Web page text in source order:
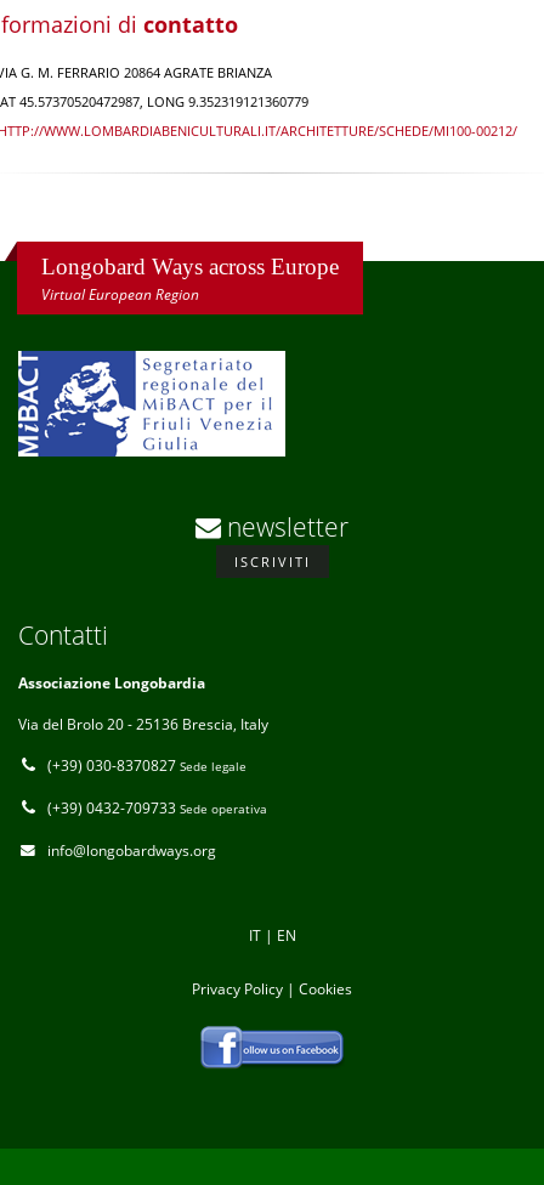
di contatto
G. M. FERRARIO 20864 AGRATE BRIANZA
45.57370520472987, LONG 9.352319121360779
WWW.LOMBARDIABENICULTURALI.IT/ARCHITETTURE/SCHEDE/MI100-00212/
Longobard Ways across Europe
Virtual European Region
newsletter
ISCRIVITI
Contatti
Associazione Longobardia
Via del Brolo 20 - 25136 Brescia, Italy
(+39) 030-8370827 Sede legale
(+39) 0432-709733 Sede operativa
info@longobardways.org
IT| EN
Privacy Policy | Cookies